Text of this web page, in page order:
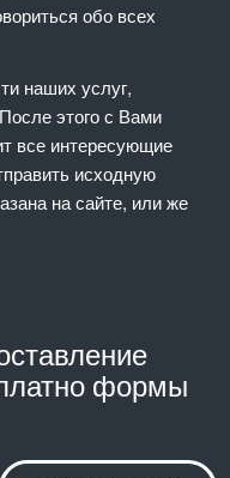
обо всех
наших услуг,
этого с Вами
все интересующие
исходную
на сайте, или же
формы